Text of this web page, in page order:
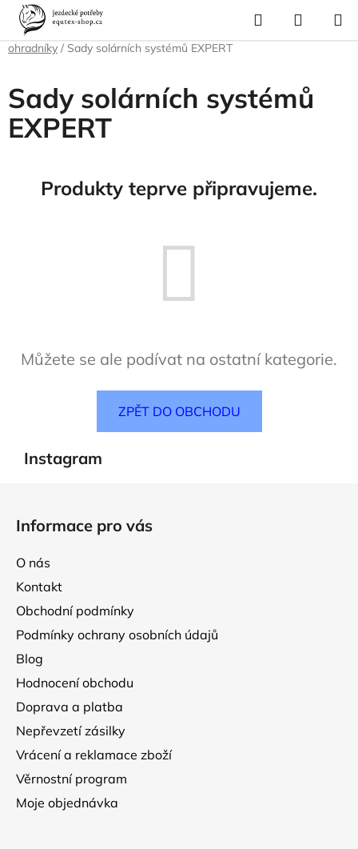
Přejít
obsah
Hledat
KOŠÍK
Domů
Vybavení stáje
ohradníky / Sady solárních systémů EXPERT
Sady solárních systémů
EXPERT
Produkty teprve připravujeme.
Můžete se ale podívat na ostatní kategorie.
ZPĚT DO OBCHODU
Instagram
Informace pro vás
O nás
Kontakt
Obchodní podmínky
Podmínky ochrany osobních údajů
Blog
Hodnocení obchodu
Doprava a platba
Nepřevzetí zásilky
Vrácení a reklamace zboží
Věrnostní program
Moje objednávka